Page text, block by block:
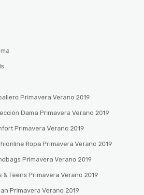
Primavera Verano 2019
Dama Primavera Verano 2019
Primavera Verano 2019
Ropa Primavera Verano 2019
Primavera Verano 2019
& Teens Primavera Verano 2019
Primavera Verano 2019